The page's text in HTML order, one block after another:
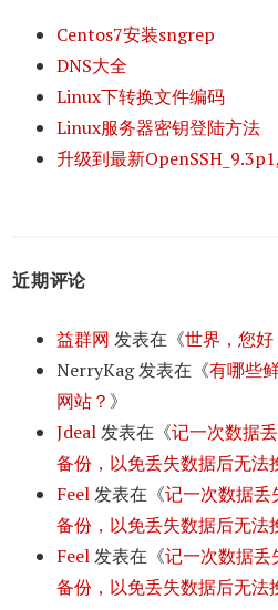
Centos7安装sngrep
DNS大全
Linux下转换文件编码
Linux服务器密钥登陆方法
升级到最新
近期评论
益群网 发表在《世界，您好
NerryKag发表在《有哪些
网站？ 》
Jdeal发表在《记一次数据
备份，以免丢失数据后无法
Feel发表在《记一次数据丢
备份，以免丢失数据后无法
Feel发表在《记一次数据丢
备份，以免丢失数据后无法